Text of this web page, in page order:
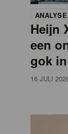
ANALYSE
Heijn
een
gok
16 JULI